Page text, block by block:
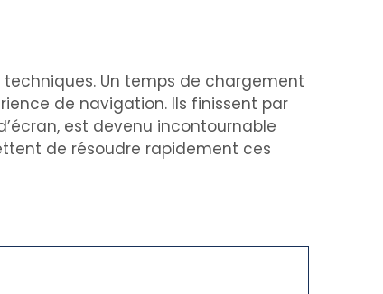
techniques. Un temps de chargement
de navigation. Ils finissent par
est devenu incontournable
de résoudre rapidement ces